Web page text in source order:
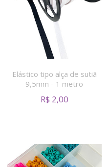
Elástico tipo alça de sutiã
9,5mm - 1 metro
R$ 2,00